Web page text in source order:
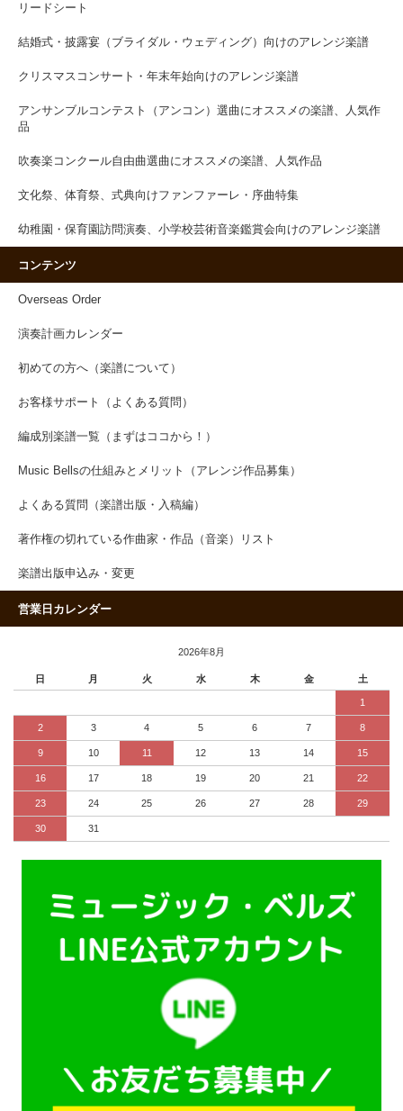
リードシート
結婚式・披露宴（ブライダル・ウェディング）向けのアレンジ楽譜
クリスマスコンサート・年末年始向けのアレンジ楽譜
アンサンブルコンテスト（アンコン）選曲にオススメの楽譜、人気作
品
吹奏楽コンクール自由曲選曲にオススメの楽譜、人気作品
文化祭、体育祭、式典向けファンファーレ・序曲特集
幼稚園・保育園訪問演奏、小学校芸術音楽鑑賞会向けのアレンジ楽譜
コンテンツ
Overseas Order
演奏計画カレンダー
初めての方へ（楽譜について）
お客様サポート（よくある質問）
編成別楽譜一覧（まずはココから！）
Music Bellsの仕組みとメリット（アレンジ作品募集）
よくある質問（楽譜出版・入稿編）
著作権の切れている作曲家・作品（音楽）リスト
楽譜出版申込み・変更
営業日カレンダー
2026年8月
日 月 火 水 木 金 土
1
2 3 4 5 6 7 8
9 10 11 12 13 14 15
16 17 18 19 20 21 22
23 24 25 26 27 28 29
30 31